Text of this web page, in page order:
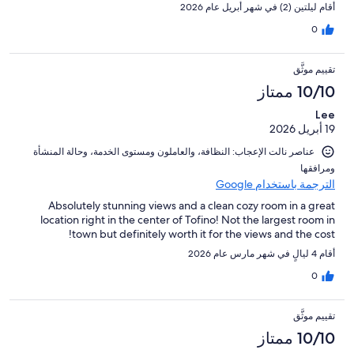
أقام ليلتين (2) في شهر أبريل عام 2026
0
تقييم موثَّق
10/10 ممتاز
Lee
19 أبريل 2026
عناصر نالت الإعجاب: ⁦النظافة⁩، و⁦العاملون ومستوى الخدمة⁩، و⁦حالة المنشأة
ومرافقها⁩
الترجمة باستخدام Google
Absolutely stunning views and a clean cozy room in a great
location right in the center of Tofino! Not the largest room in
town but definitely worth it for the views and the cost!
أقام 4 ليالٍ في شهر مارس عام 2026
0
تقييم موثَّق
10/10 ممتاز